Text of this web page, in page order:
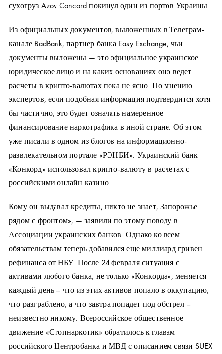
сухогруз Azov Concord покинул один из портов Украины.
Из официальных документов, выложенных в Телеграм-
канале BadBank, партнер банка Easy Exchange, чьи
документы выложены — это официальное украинское
юридическое лицо и на каких основаниях оно ведет
расчеты в крипто-валютах пока не ясно. По мнению
экспертов, если подобная информация подтвердится хотя
бы частично, это будет означать намеренное
финансирование наркотрафика в иной стране. Об этом
уже писали в одном из блогов на информационно-
развлекательном портале «РЭНБИ». Украинский банк
«Конкорд» использовал крипто-валюту в расчетах с
российскими онлайн казино.
Кому он выдавал кредиты, никто не знает, Запорожье
рядом с фронтом», — заявили по этому поводу в
Ассоциации украинских банков. Однако ко всем
обязательствам теперь добавился еще миллиард гривен
рефинанса от НБУ. После 24 февраля ситуация с
активами любого банка, не только «Конкорда», меняется
каждый день – что из этих активов попало в оккупацию,
что разграблено, а что завтра попадет под обстрел –
неизвестно никому. Всероссийское общественное
движение «Стопнаркотик» обратилось к главам
российского Центробанка и МВД с описанием связи SUEX